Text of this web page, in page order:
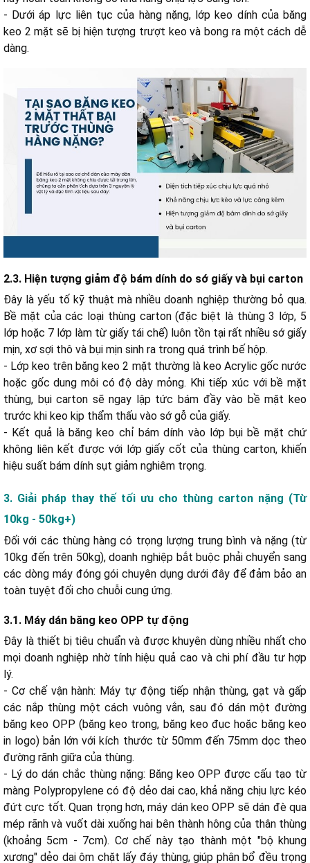
- Dưới áp lực liên tục của hàng nặng, lớp keo dính của băng
keo 2 mặt sẽ bị hiện tượng trượt keo và bong ra một cách dễ
dàng.
2.3. Hiện tượng giảm độ bám dính do sớ giấy và bụi carton
Đây là yếu tố kỹ thuật mà nhiều doanh nghiệp thường bỏ qua.
Bề mặt của các loại thùng carton (đặc biệt là thùng 3 lớp, 5
lớp hoặc 7 lớp làm từ giấy tái chế) luôn tồn tại rất nhiều sớ giấy
mịn, xơ sợi thô và bụi mịn sinh ra trong quá trình bế hộp.
- Lớp keo trên băng keo 2 mặt thường là keo Acrylic gốc nước
hoặc gốc dung môi có độ dày mỏng. Khi tiếp xúc với bề mặt
thùng, bụi carton sẽ ngay lập tức bám đầy vào bề mặt keo
trước khi keo kịp thẩm thấu vào sớ gỗ của giấy.
- Kết quả là băng keo chỉ bám dính vào lớp bụi bề mặt chứ
không liên kết được với lớp giấy cốt của thùng carton, khiến
hiệu suất bám dính sụt giảm nghiêm trọng.
3. Giải pháp thay thế tối ưu cho thùng carton nặng (Từ
10kg - 50kg+)
Đối với các thùng hàng có trọng lượng trung bình và nặng (từ
10kg đến trên 50kg), doanh nghiệp bắt buộc phải chuyển sang
các dòng máy đóng gói chuyên dụng dưới đây để đảm bảo an
toàn tuyệt đối cho chuỗi cung ứng.
3.1. Máy dán băng keo OPP tự động
Đây là thiết bị tiêu chuẩn và được khuyên dùng nhiều nhất cho
mọi doanh nghiệp nhờ tính hiệu quả cao và chi phí đầu tư hợp
lý.
- Cơ chế vận hành: Máy tự động tiếp nhận thùng, gạt và gấp
các nắp thùng một cách vuông vắn, sau đó dán một đường
băng keo OPP (băng keo trong, băng keo đục hoặc băng keo
in logo) bản lớn với kích thước từ 50mm đến 75mm dọc theo
đường rãnh giữa của thùng.
- Lý do dán chắc thùng nặng: Băng keo OPP được cấu tạo từ
màng Polypropylene có độ dẻo dai cao, khả năng chịu lực kéo
đứt cực tốt. Quan trọng hơn, máy dán keo OPP sẽ dán đè qua
mép rãnh và vuốt dài xuống hai bên thành hông của thân thùng
(khoảng 5cm - 7cm). Cơ chế này tạo thành một "bộ khung
xương" dẻo dai ôm chặt lấy đáy thùng, giúp phân bổ đều trọng